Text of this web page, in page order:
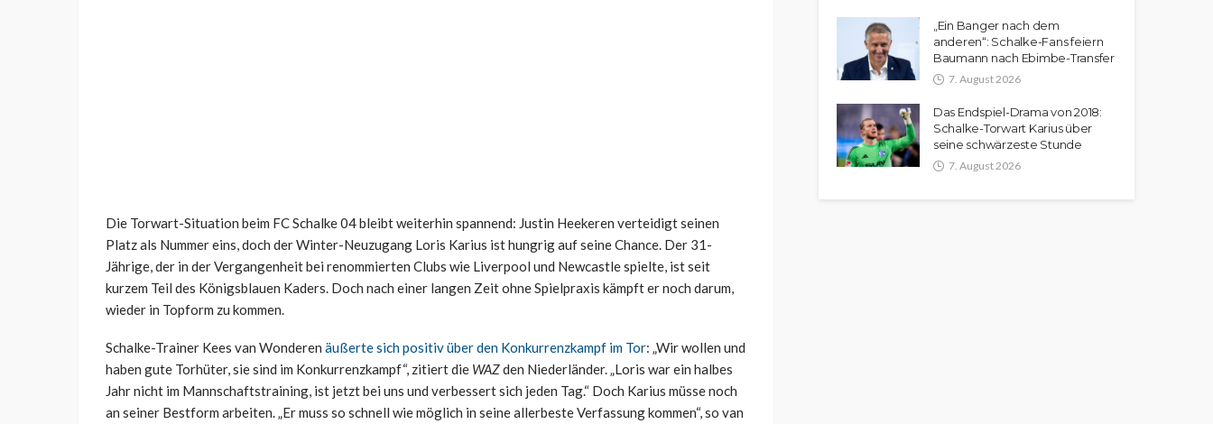
Die Torwart-Situation beim FC Schalke 04 bleibt weiterhin spannend: Justin Heekeren verteidigt seinen
Platz als Nummer eins, doch der Winter-Neuzugang Loris Karius ist hungrig auf seine Chance. Der 31-
Jährige, der in der Vergangenheit bei renommierten Clubs wie Liverpool und Newcastle spielte, ist seit
kurzem Teil des Königsblauen Kaders. Doch nach einer langen Zeit ohne Spielpraxis kämpft er noch darum,
wieder in Topform zu kommen.
Schalke-Trainer Kees van Wonderen äußerte sich positiv über den Konkurrenzkampf im Tor: „Wir wollen und
haben gute Torhüter, sie sind im Konkurrenzkampf“, zitiert die WAZden Niederländer. „Loris war ein halbes
Jahr nicht im Mannschaftstraining, ist jetzt bei uns und verbessert sich jeden Tag.“ Doch Karius müsse noch
an seiner Bestform arbeiten. „Er muss so schnell wie möglich in seine allerbeste Verfassung kommen“, so van
„Ein Banger nach dem
anderen“: Schalke-Fans feiern
Baumann nach Ebimbe-Transfer
7. August 2026
Das Endspiel-Drama von 2018:
Schalke-Torwart Karius über
seine schwärzeste Stunde
7. August 2026